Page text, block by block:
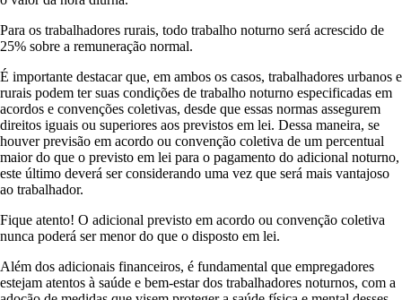
Para os trabalhadores rurais, todo trabalho noturno será acrescido de
25% sobre a remuneração normal.
É importante destacar que, em ambos os casos, trabalhadores urbanos e
rurais podem ter suas condições de trabalho noturno especificadas em
acordos e convenções coletivas, desde que essas normas assegurem
direitos iguais ou superiores aos previstos em lei. Dessa maneira, se
houver previsão em acordo ou convenção coletiva de um percentual
maior do que o previsto em lei para o pagamento do adicional noturno,
este último deverá ser considerando uma vez que será mais vantajoso
ao trabalhador.
Fique atento! O adicional previsto em acordo ou convenção coletiva
nunca poderá ser menor do que o disposto em lei.
Além dos adicionais financeiros, é fundamental que empregadores
estejam atentos à saúde e bem-estar dos trabalhadores noturnos, com a